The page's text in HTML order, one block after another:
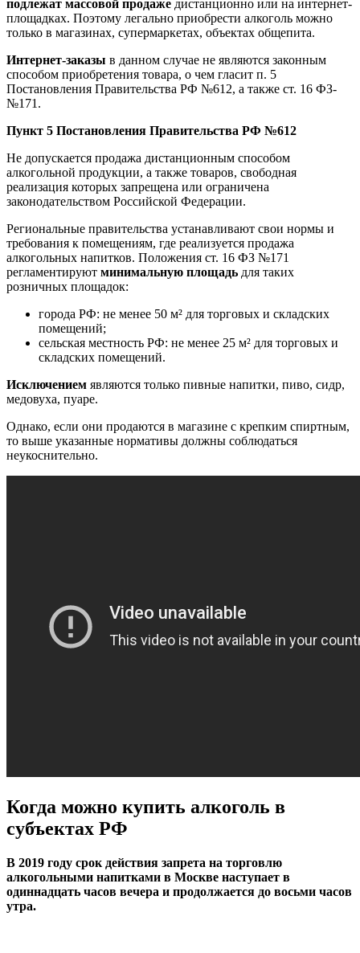
подлежат массовой продаже дистанционно или на интернет-
площадках. Поэтому легально приобрести алкоголь можно
только в магазинах, супермаркетах, объектах общепита.
Интернет-заказы в данном случае не являются законным
способом приобретения товара, о чем гласит п. 5
Постановления Правительства РФ №612, а также ст. 16 ФЗ-
№171.
Пункт 5 Постановления Правительства РФ №612
Не допускается продажа дистанционным способом
алкогольной продукции, а также товаров, свободная
реализация которых запрещена или ограничена
законодательством Российской Федерации.
Региональные правительства устанавливают свои нормы и
требования к помещениям, где реализуется продажа
алкогольных напитков. Положения ст. 16 ФЗ №171
регламентируют минимальную площадь для таких
розничных площадок:
города РФ: не менее 50 м² для торговых и складских
помещений;
сельская местность РФ: не менее 25 м² для торговых и
складских помещений.
Исключением являются только пивные напитки, пиво, сидр,
медовуха, пуаре.
Однако, если они продаются в магазине с крепким спиртным,
то выше указанные нормативы должны соблюдаться
неукоснительно.
Когда можно купить алкоголь в
субъектах РФ
В 2019 году срок действия запрета на торговлю
алкогольными напитками в Москве наступает в
одиннадцать часов вечера и продолжается до восьми часов
утра.